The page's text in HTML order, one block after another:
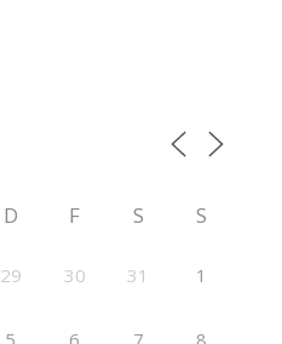
D F S S
29 30 31 1
5 6 7 8